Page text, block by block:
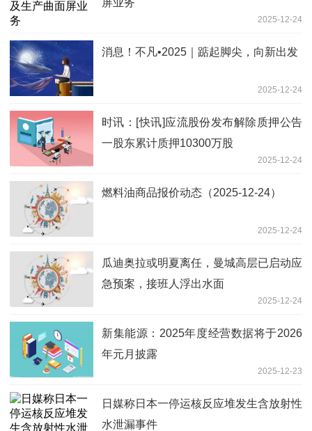
2025-12-24
消息！不凡•2025｜踮起脚尖，向新出发
2025-12-24
时讯：[快讯]应流股份发布解除质押公告
一股东累计质押10300万股
2025-12-24
燃料油商品报价动态（2025-12-24）
2025-12-24
瓜迪奥拉或明夏离任，曼城高层已启动应
急预案，接班人浮出水面
2025-12-24
新集能源：2025年度经营数据将于2026
年元月披露
2025-12-23
日媒称日本一停运核反应堆发生含放射性
水泄漏事件